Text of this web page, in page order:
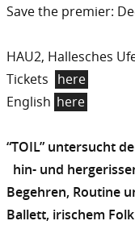
Save the premier:
HAU2, Hallesches
Tickets here
English here
“TOIL” untersucht
hin- und
Begehren, Routine
Ballett, irischem